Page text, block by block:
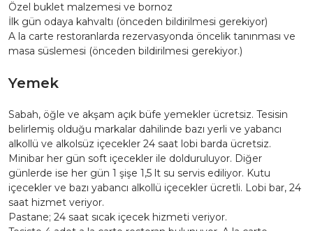
Özel buklet malzemesi ve bornoz
İlk gün odaya kahvaltı (önceden bildirilmesi gerekiyor)
A la carte restoranlarda rezervasyonda öncelik tanınması ve
masa süslemesi (önceden bildirilmesi gerekiyor.)
Yemek
Sabah, öğle ve akşam açık büfe yemekler ücretsiz. Tesisin
belirlemiş olduğu markalar dahilinde bazı yerli ve yabancı
alkollü ve alkolsüz içecekler 24 saat lobi barda ücretsiz.
Minibar her gün soft içecekler ile dolduruluyor. Diğer
günlerde ise her gün 1 şişe 1,5 lt su servis ediliyor. Kutu
içecekler ve bazı yabancı alkollü içecekler ücretli. Lobi bar, 24
saat hizmet veriyor.
Pastane; 24 saat sıcak içecek hizmeti veriyor.